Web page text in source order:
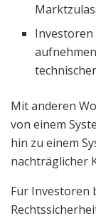
Mit anderen
von einem
hin zu einem
nachträglicher
Für Investoren